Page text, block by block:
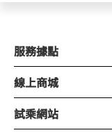
服務據點
線上商城
試乘網站